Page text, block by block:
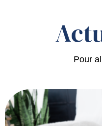
Pour